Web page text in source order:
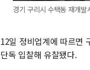
경기 구리시 수택동 재개
12일 정비업계에 따르면
단독 입찰해 유찰됐다.